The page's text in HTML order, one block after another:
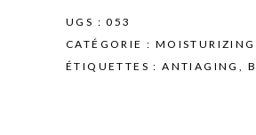
UGS :053
CATÉGORIE : MOISTURIZING
ÉTIQUETTES :ANTIAGING ,